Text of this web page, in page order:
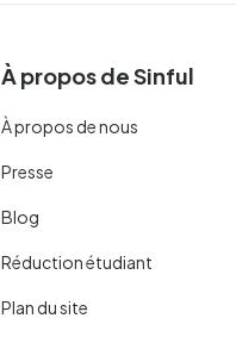
À propos de Sinful
À propos de nous
Presse
Blog
Réduction étudiant
Plan du site